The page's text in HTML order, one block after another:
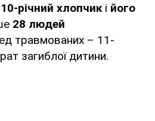
річний хлопчикі його
28 людей
травмованих – 11-
загиблої дитини.